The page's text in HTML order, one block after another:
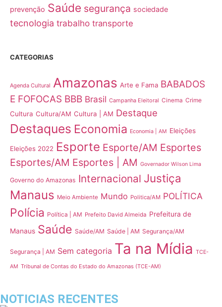
prevenção Saúde segurança sociedade
tecnologia trabalho transporte
CATEGORIAS
Agenda Cultural Amazonas Arte e Fama BABADOS
E FOFOCAS BBB Brasil Campanha Eleitoral Cinema Crime
Cultura Cultura/AM Cultura | AM Destaque
Destaques Economia Economia | AM Eleições
Eleições 2022 Esporte Esporte/AM Esportes
Esportes/AM Esportes | AM Governador Wilson Lima
Governo do Amazonas Internacional Justiça
Manaus Meio Ambiente Mundo Politica/AM POLÍTICA
Polícia Política | AM Prefeito David Almeida Prefeitura de
Manaus Saúde Saúde/AM Saúde | AM Segurança/AM
Segurança | AM Sem categoria Ta na Mídia TCE-
AM Tribunal de Contas do Estado do Amazonas (TCE-AM)
NOTICIAS RECENTES